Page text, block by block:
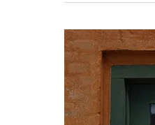
CONOCE
A
FONDO
LA
BICICLETA